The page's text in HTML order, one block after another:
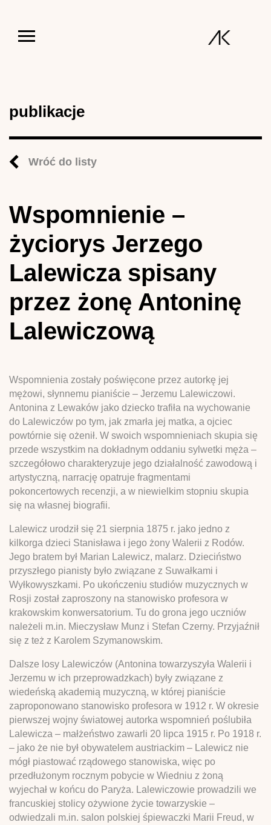
publikacje
Wróć do listy
Wspomnienie –
życiorys Jerzego
Lalewicza spisany
przez żonę Antoninę
Lalewiczową
Wspomnienia zostały poświęcone przez autorkę jej
mężowi, słynnemu pianiście – Jerzemu Lalewiczowi.
Antonina z Lewaków jako dziecko trafiła na wychowanie
do Lalewiczów po tym, jak zmarła jej matka, a ojciec
powtórnie się ożenił. W swoich wspomnieniach skupia się
przede wszystkim na dokładnym oddaniu sylwetki męża –
szczegółowo charakteryzuje jego działalność zawodową i
artystyczną, narrację opatruje fragmentami
pokoncertowych recenzji, a w niewielkim stopniu skupia
się na własnej biografii.
Lalewicz urodził się 21 sierpnia 1875 r. jako jedno z
kilkorga dzieci Stanisława i jego żony Walerii z Rodów.
Jego bratem był Marian Lalewicz, malarz. Dzieciństwo
przyszłego pianisty było związane z Suwałkami i
Wyłkowyszkami. Po ukończeniu studiów muzycznych w
Rosji został zaproszony na stanowisko profesora w
krakowskim konwersatorium. Tu do grona jego uczniów
należeli m.in. Mieczysław Munz i Stefan Czerny. Przyjaźnił
się z też z Karolem Szymanowskim.
Dalsze losy Lalewiczów (Antonina towarzyszyła Walerii i
Jerzemu w ich przeprowadzkach) były związane z
wiedeńską akademią muzyczną, w której pianiście
zaproponowano stanowisko profesora w 1912 r. W okresie
pierwszej wojny światowej autorka wspomnień poślubiła
Lalewicza – małżeństwo zawarli 20 lipca 1915 r. Po 1918 r.
– jako że nie był obywatelem austriackim – Lalewicz nie
mógł piastować rządowego stanowiska, więc po
przedłużonym rocznym pobycie w Wiedniu z żoną
wyjechał w końcu do Paryża. Lalewiczowie prowadzili we
francuskiej stolicy ożywione życie towarzyskie –
odwiedzali m.in. salon polskiej śpiewaczki Marii Freud, w